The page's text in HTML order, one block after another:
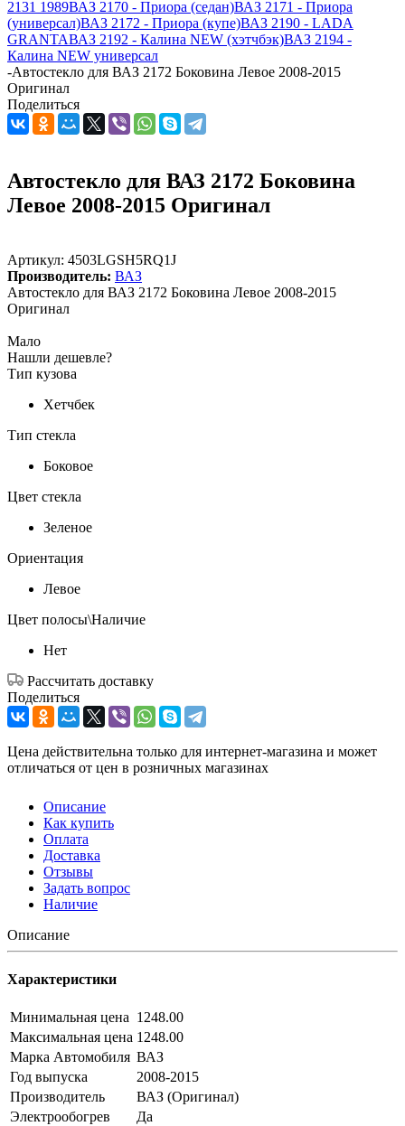
2131 1989ВАЗ 2170 - Приора (седан)ВАЗ 2171 - Приора
(универсал)ВАЗ 2172 - Приора (купе)ВАЗ 2190 - LADA
GRANTAВАЗ 2192 - Калина NEW (хэтчбэк)ВАЗ 2194 -
Калина NEW универсал
-Автостекло для ВАЗ 2172 Боковина Левое 2008-2015
Оригинал
Поделиться
Автостекло для ВАЗ 2172 Боковина
Левое 2008-2015 Оригинал
Артикул: 4503LGSH5RQ1J
Производитель: ВАЗ
Автостекло для ВАЗ 2172 Боковина Левое 2008-2015
Оригинал
Мало
Нашли дешевле?
Тип кузова
Хетчбек
Тип стекла
Боковое
Цвет стекла
Зеленое
Ориентация
Левое
Цвет полосы\Наличие
Нет
Рассчитать доставку
Поделиться
Цена действительна только для интернет-магазина и может
отличаться от цен в розничных магазинах
Описание
Как купить
Оплата
Доставка
Отзывы
Задать вопрос
Наличие
Описание
Характеристики
Минимальная цена 1248.00
Максимальная цена 1248.00
Марка Автомобиля ВАЗ
Год выпуска
2008-2015
Производитель
ВАЗ (Оригинал)
Электрообогрев
Да